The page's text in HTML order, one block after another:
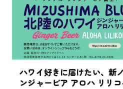
ハワイ好きに届けたい、新
ンジャービア アロハ リリコ